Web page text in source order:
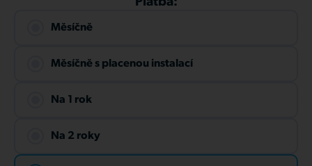
Platba:
Měsíčně
Měsíčně s placenou instalací
Na 1 rok
Na 2 roky